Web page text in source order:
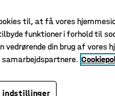
til, at få vores
funktioner i forhold til
vedrørende din brug af vores
indstillinger